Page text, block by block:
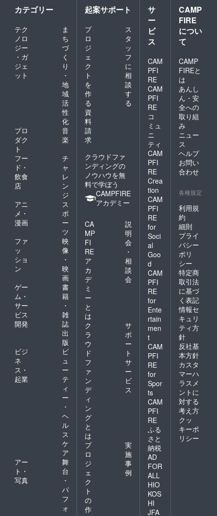
カテゴリー
テク
ノロ
ジー
・ガ
ジェ
ット
ま
ち
づ
く
り
・
地
域
活
性
化
プロ
ダク
ト
音
楽
フー
ド・
飲食
店
チ
ャ
レ
ン
ジ
アニ
メ・
漫画
ス
ポ
ー
ツ
ファ
ッ
ショ
ン
映
像
・
映
画
ゲー
ム・
サー
ビス
開発
書
籍
・
雑
誌
出
版
ビジ
ネ
ス・
起業
ビ
ュ
ー
テ
ィ
ー
・
ヘ
ル
ス
ケ
ア
アー
ト・
写真
舞
台
・
パ
フ
ォ
起案サポート
プ
ロ
ジ
ェ
ク
ト
を
作
る
ス
タ
ッ
フ
に
相
談
す
る
資
料
請
求
クラウドファ
ンディングの
ノウハウを無
料で学ぼう
CAMPFIRE
アカデミー
CA
MP
FI
RE
ア
カ
デ
ミ
ー
と
は
説
明
会
・
相
談
会
ク
ラ
ウ
ド
フ
ァ
ン
デ
ィ
ン
グ
と
は
サ
ポ
ー
ト
サ
ー
ビ
ス
プ
ロ
ジ
ェ
ク
ト
の
作
実
施
事
例
サ
ー
ビ
ス
CAM
PFI
RE
CAM
PFI
RE
コ
ミュ
ニ
ティ
CAM
PFI
RE
Crea
tion
CAM
PFI
RE
for
Soci
al
Goo
d
CAM
PFI
RE
for
Ente
rtain
men
t
CAM
PFI
RE
for
Spor
ts
CAM
PFI
RE
ふる
さと
納税
AD
FOR
ALL
HIO
KOS
HI
JFA
CAMP
FIRE
につい
て
CAMP
FIREと
は
あんし
ん・安
全への
取り組
み
ニュー
ス
ヘルプ
お問い
合わせ
各種規定
利用規
約
細則
プライ
バシー
ポリ
シー
特定商
取引法
に基づ
く表記
情報セ
キュリ
ティ方
針
反社基
本方針
カスタ
マーハ
ラスメ
ントに
対する
考え方
クッ
キーポ
リシー